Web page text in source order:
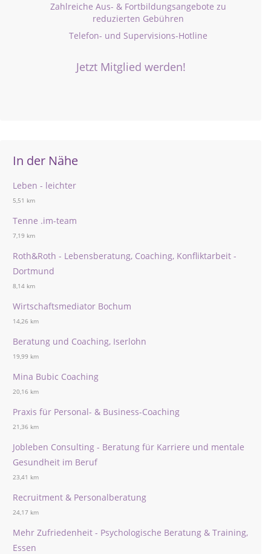
Zahlreiche Aus- & Fortbildungsangebote zu
reduzierten Gebühren
Telefon- und Supervisions-Hotline
Jetzt Mitglied werden!
In der Nähe
Leben - leichter
5,51 km
Tenne .im-team
7,19 km
Roth&Roth - Lebensberatung, Coaching, Konfliktarbeit -
Dortmund
8,14 km
Wirtschaftsmediator Bochum
14,26 km
Beratung und Coaching, Iserlohn
19,99 km
Mina Bubic Coaching
20,16 km
Praxis für Personal- & Business-Coaching
21,36 km
Jobleben Consulting - Beratung für Karriere und mentale
Gesundheit im Beruf
23,41 km
Recruitment & Personalberatung
24,17 km
Mehr Zufriedenheit - Psychologische Beratung & Training,
Essen